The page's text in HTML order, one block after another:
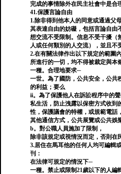
完成的事情除外在民主社會中是合
41.保護言論自由
1.除非得到他本人的同意或通過父
其表達自由的妨礙，包括言論自由
想交流不受限制。信息不受干擾（
人或任何類別的人交流），並且不
2.在有關法律作出以下規定的範圍
所進行的一切，均不得被裁定與本
一種。合理地要求─
一世。為了國防，公共安全，公共
的利益；要么
ii。為了保護他人在訴訟程序中的
私生活，防止洩露以保密方式收到
性，保護議會的特權，或規範電話
其他通信方式，公共展覽或公共娛
b。對公職人員施加了限制，
除非該規定或視情況而定，否則在
3.居住在馬耳他的任何人均可編輯
刊：
在法律可規定的情況下─
一種。禁止或限制21歲以下的人編